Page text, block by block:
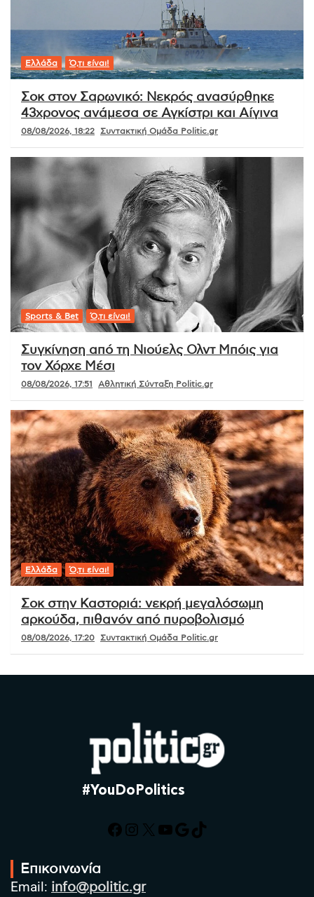
Ελλάδα Ό,τι είναι!
Σοκ στον Σαρωνικό: Νεκρός ανασύρθηκε
43χρονος ανάμεσα σε Αγκίστρι και Αίγινα
08/08/2026, 18:22 Συντακτική Ομάδα Politic.gr
Sports & Bet Ό,τι είναι!
Συγκίνηση από τη Νιούελς Ολντ Μπόις για
τον Χόρχε Μέσι
08/08/2026, 17:51 Αθλητική Σύνταξη Politic.gr
Ελλάδα Ό,τι είναι!
Σοκ στην Καστοριά: νεκρή μεγαλόσωμη
αρκούδα, πιθανόν από πυροβολισμό
08/08/2026, 17:20 Συντακτική Ομάδα Politic.gr
#YouDoPolitics
Facebook
Instagram
X YouTube
Google
TikTok
Επικοινωνία
Email: info@politic.gr